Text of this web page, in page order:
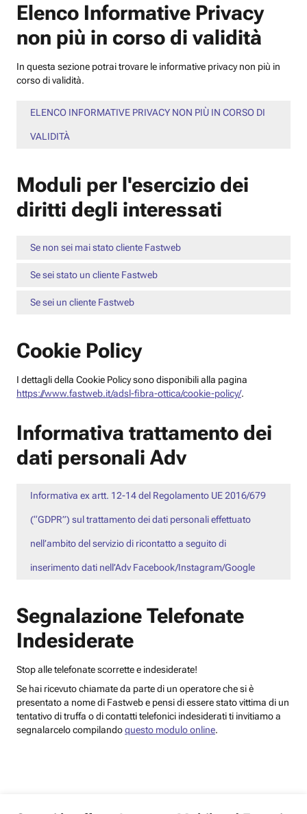
Elenco Informative Privacy
non più in corso di validità
In questa sezione potrai trovare le informative privacy non più in
corso di validità.
ELENCO INFORMATIVE PRIVACY NON PIÙ IN CORSO DI
VALIDITÀ
Moduli per l'esercizio dei
diritti degli interessati
Se non sei mai stato cliente Fastweb
Se sei stato un cliente Fastweb
Se sei un cliente Fastweb
Cookie Policy
I dettagli della Cookie Policy sono disponibili alla pagina
https://www.fastweb.it/adsl-fibra-ottica/cookie-policy/.
Informativa trattamento dei
dati personali Adv
Informativa ex artt. 12-14 del Regolamento UE 2016/679
(“GDPR”) sul trattamento dei dati personali effettuato
nell’ambito del servizio di ricontatto a seguito di
inserimento dati nell’Adv Facebook/Instagram/Google
Segnalazione Telefonate
Indesiderate
Stop alle telefonate scorrette e indesiderate!
Se hai ricevuto chiamate da parte di un operatore che si è
presentato a nome di Fastweb e pensi di essere stato vittima di un
tentativo di truffa o di contatti telefonici indesiderati ti invitiamo a
segnalarcelo compilandoquesto modulo online.